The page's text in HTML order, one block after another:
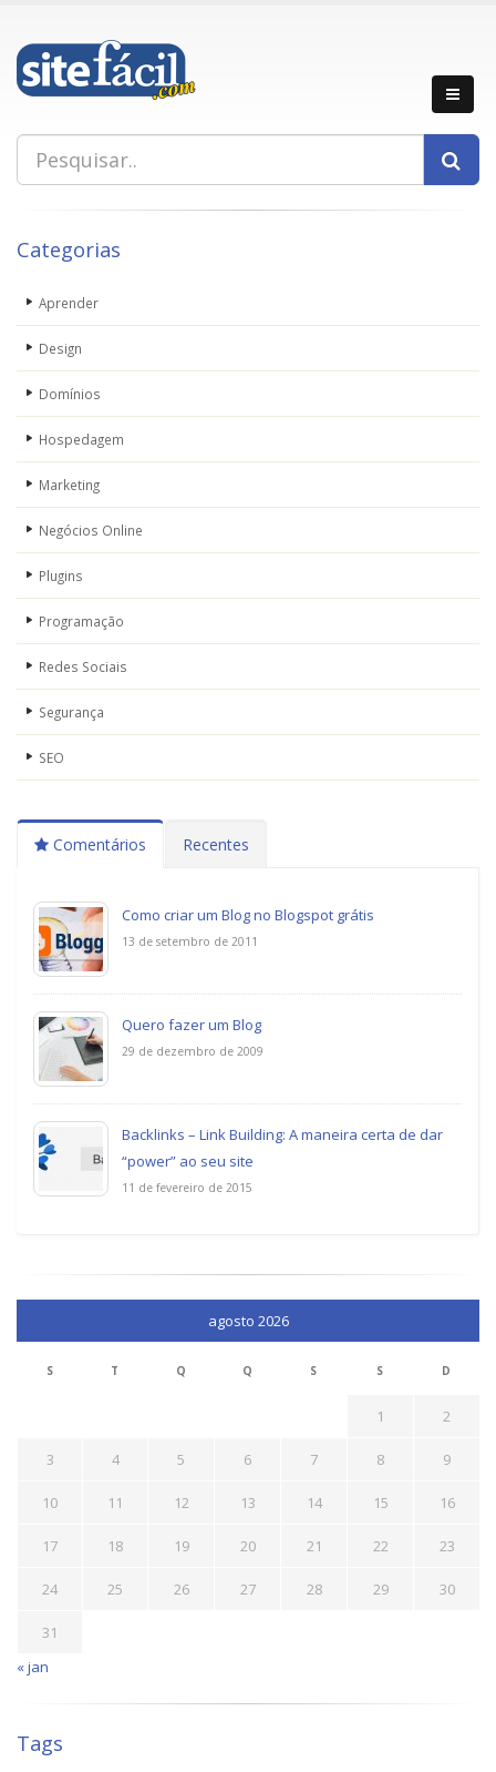
Categorias
Aprender
Design
Domínios
Hospedagem
Marketing
Negócios Online
Plugins
Programação
Redes Sociais
Segurança
SEO
Comentários Recentes
Como criar um Blog no Blogspot grátis
13 de setembro de 2011
Quero fazer um Blog
29 de dezembro de 2009
Backlinks – Link Building: A maneira certa de dar
“power” ao seu site
11 de fevereiro de 2015
agosto 2026
S T Q Q S S D
1 2
3 4 5 6 7 8 9
10 11 12 13 14 15 16
17 18 19 20 21 22 23
24 25 26 27 28 29 30
31
« jan
Tags